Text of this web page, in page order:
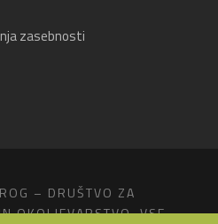
zasebnosti
– DRUŠTVO ZA
OKOLJEVARSTVO, VSE